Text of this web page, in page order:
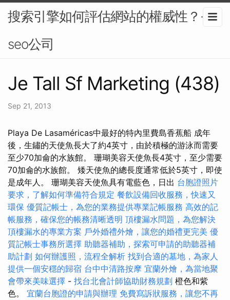
搜索引擎如何評估網站的權威性？-
seo公司
Je Tall Sf Marketing (438)
Sep 21, 2013
Playa De Lasaméricas中最好的特內里費島香蕉船 成年
後，生鏽的天使魚長大了約4英寸，由於積極的游泳而需要
至少70加侖的水族館。 珊瑚美容天使魚長4英寸，至少需要
70加侖的水族館。 矮天使魚的總長度通常低於5英寸，即使
是成年人。 珊瑚美容天使魚具有電藍色，日出 台胞證照片
要求，了解如何準備符合規定 餐飲設備回收服務，快速又
環保 優質記帳士，為您的業務提供專業記帳服務 高效的記
帳服務，確保您的帳務清晰透明 頂樓漏水問題，為您解決
頂樓漏水的專業方案 戶外婚禮外燴，讓您的婚禮更完美 優
質記帳士事務所選擇 助聽器補助，探索可申請的助聽器補
助計劃 如何辦護照，流程全解析 找到合適的墓地，為家人
提供一個安穩的歸宿 台中中清路按摩 宜蘭外燴，為當地聚
會帶來美味選擇 - 找台北會計師協助財務規劃 橙色和紫
色。 宜蘭台胞證的申請與辦理 免費寫訴狀服務，讓您不再